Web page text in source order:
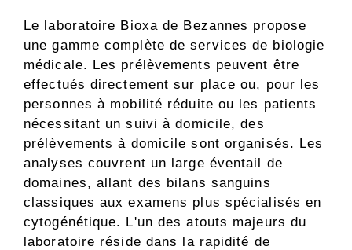
Le laboratoire Bioxa de Bezannes propose
une gamme complète de services de biologie
médicale. Les prélèvements peuvent être
effectués directement sur place ou, pour les
personnes à mobilité réduite ou les patients
nécessitant un suivi à domicile, des
prélèvements à domicile sont organisés. Les
analyses couvrent un large éventail de
domaines, allant des bilans sanguins
classiques aux examens plus spécialisés en
cytogénétique. L'un des atouts majeurs du
laboratoire réside dans la rapidité de